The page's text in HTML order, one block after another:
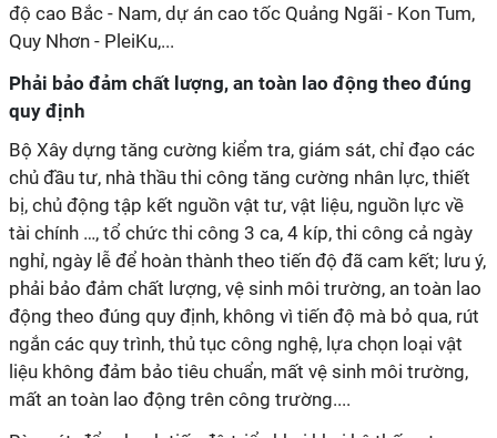
độ cao Bắc - Nam, dự án cao tốc Quảng Ngãi - Kon Tum,
Quy Nhơn - PleiKu,...
Phải bảo đảm chất lượng, an toàn lao động theo đúng
quy định
Bộ Xây dựng tăng cường kiểm tra, giám sát, chỉ đạo các
chủ đầu tư, nhà thầu thi công tăng cường nhân lực, thiết
bị, chủ động tập kết nguồn vật tư, vật liệu, nguồn lực về
tài chính …, tổ chức thi công 3 ca, 4 kíp, thi công cả ngày
nghỉ, ngày lễ để hoàn thành theo tiến độ đã cam kết; lưu ý,
phải bảo đảm chất lượng, vệ sinh môi trường, an toàn lao
động theo đúng quy định, không vì tiến độ mà bỏ qua, rút
ngắn các quy trình, thủ tục công nghệ, lựa chọn loại vật
liệu không đảm bảo tiêu chuẩn, mất vệ sinh môi trường,
mất an toàn lao động trên công trường....